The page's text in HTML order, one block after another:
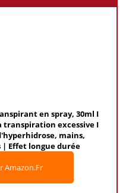
en spray, 30ml I
excessive I
mains,
Effet longue durée
Amazon.fr